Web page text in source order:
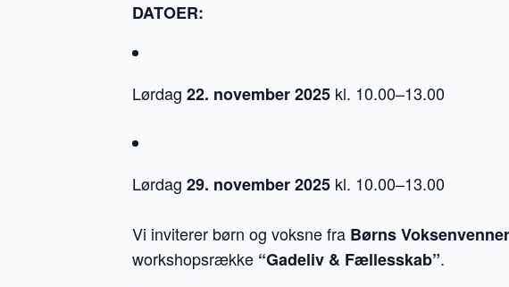
DATOER:
Lørdag 22. november 2025 kl. 10.00–13.00
Lørdag 29. november 2025 kl. 10.00–13.00
Vi inviterer børn og voksne fra Børns Voksenvenner
workshopsrække “Gadeliv & Fællesskab”.